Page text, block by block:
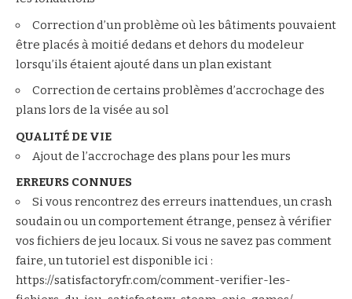
Correction d’un problème où les bâtiments pouvaient
être placés à moitié dedans et dehors du modeleur
lorsqu’ils étaient ajouté dans un plan existant
Correction de certains problèmes d’accrochage des
plans lors de la visée au sol
QUALITÉ DE VIE
Ajout de l’accrochage des plans pour les murs
ERREURS CONNUES
Si vous rencontrez des erreurs inattendues, un crash
soudain ou un comportement étrange, pensez à vérifier
vos fichiers de jeu locaux. Si vous ne savez pas comment
faire, un tutoriel est disponible ici :
https://satisfactoryfr.com/comment-verifier-les-